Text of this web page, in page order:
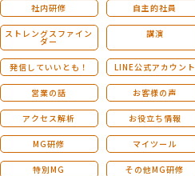
社内研修 自主的社員
ストレングスファイン
ダー
講演
発信していいとも！ LINE公式アカウント
営業の話 お客様の声
アクセス解析 お役立ち情報
MG研修 マイツール
特別MG その他MG研修